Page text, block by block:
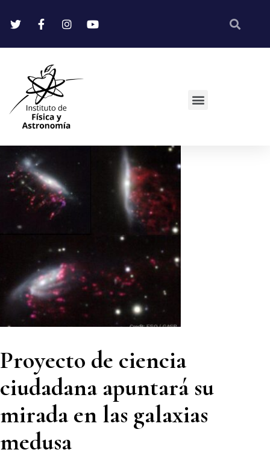
Proyecto de ciencia
ciudadana apuntará su
mirada en las galaxias
medusa